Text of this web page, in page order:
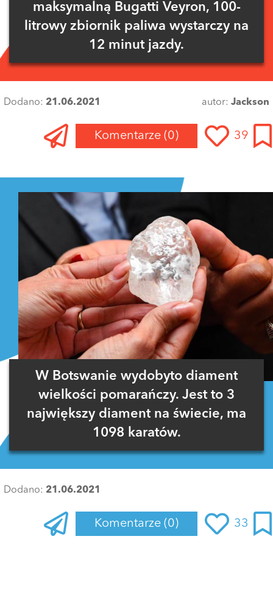
maksymalną Bugatti Veyron, 100-
litrowy zbiornik paliwa wystarczy na
12 minut jazdy.
Dodano: 21.06.2021 autor: Jackson
Komentarze (0) 39
W Botswanie wydobyto diament
wielkości pomarańczy. Jest to 3
największy diament na świecie, ma
1098 karatów.
Dodano: 21.06.2021
Komentarze (0) 33